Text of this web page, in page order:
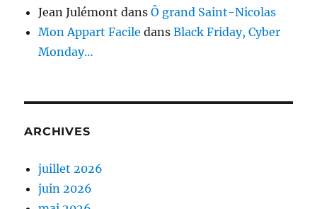
Jean Julémont dansÔ grand Saint-Nicolas
Mon Appart Facile dansBlack Friday, Cyber
Monday…
ARCHIVES
juillet 2026
juin 2026